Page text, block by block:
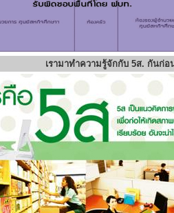
เรามาทำความรู้จักกับ 5ส. กันก่อ